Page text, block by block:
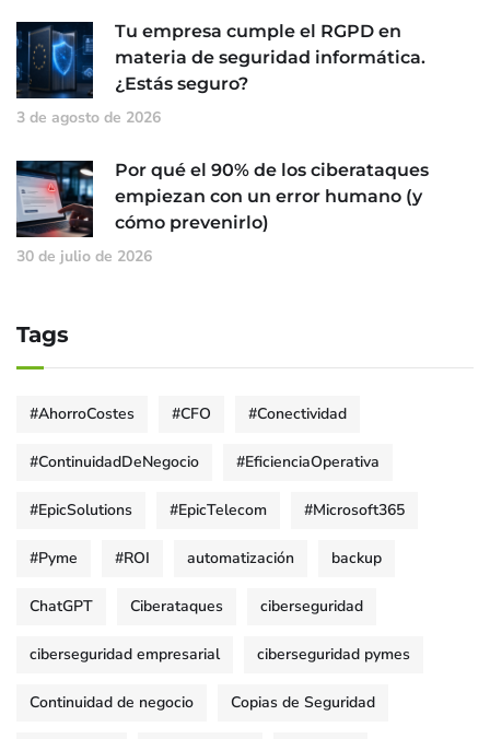
Tu empresa cumple el RGPD en
materia de seguridad informática.
¿Estás seguro?
3 de agosto de 2026
Por qué el 90% de los ciberataques
empiezan con un error humano (y
cómo prevenirlo)
30 de julio de 2026
Tags
#AhorroCostes #CFO #Conectividad
#ContinuidadDeNegocio #EficienciaOperativa
#EpicSolutions #EpicTelecom #Microsoft365
#Pyme #ROI automatización backup
ChatGPT Ciberataques ciberseguridad
ciberseguridad empresarial ciberseguridad pymes
Continuidad de negocio Copias de Seguridad